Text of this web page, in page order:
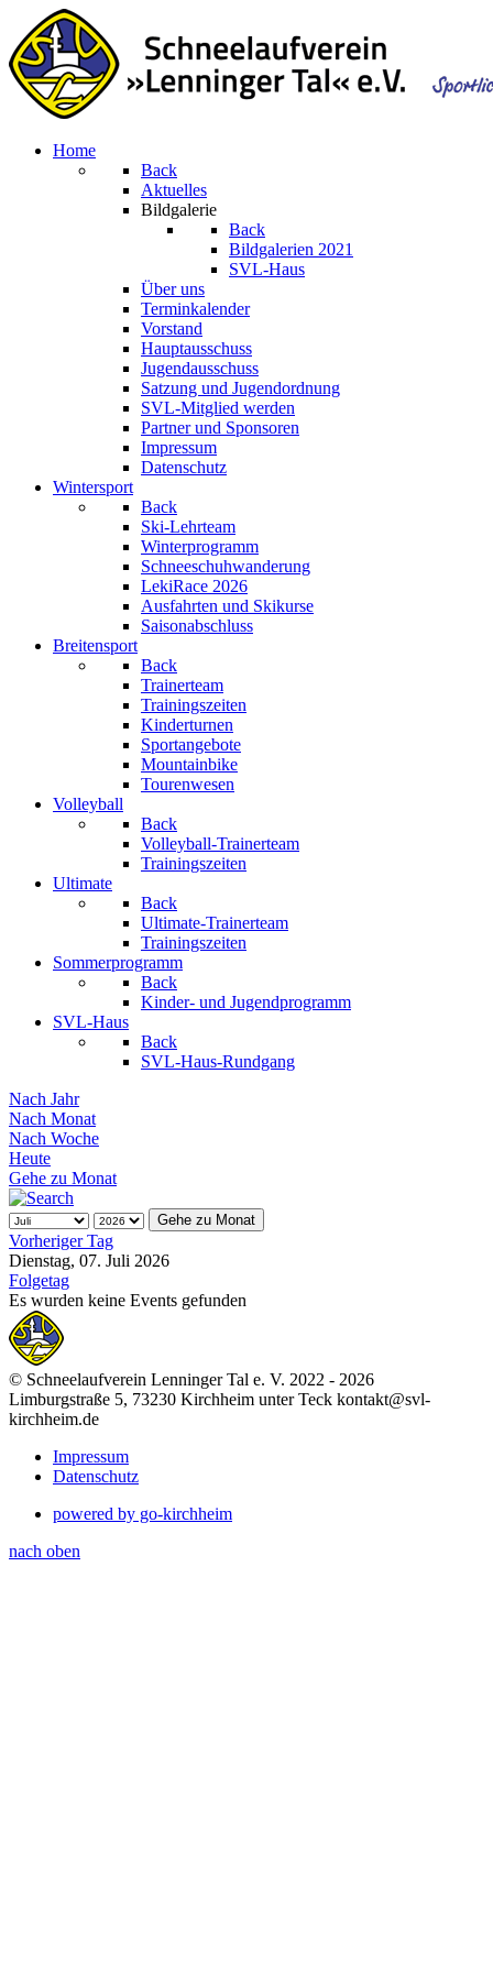
Home
Back
Aktuelles
Bildgalerie
Back
Bildgalerien 2021
SVL-Haus
Über uns
Terminkalender
Vorstand
Hauptausschuss
Jugendausschuss
Satzung und Jugendordnung
SVL-Mitglied werden
Partner und Sponsoren
Impressum
Datenschutz
Wintersport
Back
Ski-Lehrteam
Winterprogramm
Schneeschuhwanderung
LekiRace 2026
Ausfahrten und Skikurse
Saisonabschluss
Breitensport
Back
Trainerteam
Trainingszeiten
Kinderturnen
Sportangebote
Mountainbike
Tourenwesen
Volleyball
Back
Volleyball-Trainerteam
Trainingszeiten
Ultimate
Back
Ultimate-Trainerteam
Trainingszeiten
Sommerprogramm
Back
Kinder- und Jugendprogramm
SVL-Haus
Back
SVL-Haus-Rundgang
Nach Jahr
Nach Monat
Nach Woche
Heute
Gehe zu Monat
Gehe zu Monat
Vorheriger Tag
Dienstag, 07. Juli 2026
Folgetag
Es wurden keine Events gefunden
© Schneelaufverein Lenninger Tal e. V. 2022 - 2026
Limburgstraße 5, 73230 Kirchheim unter Teck kontakt@svl-
kirchheim.de
Impressum
Datenschutz
powered by go-kirchheim
nach oben